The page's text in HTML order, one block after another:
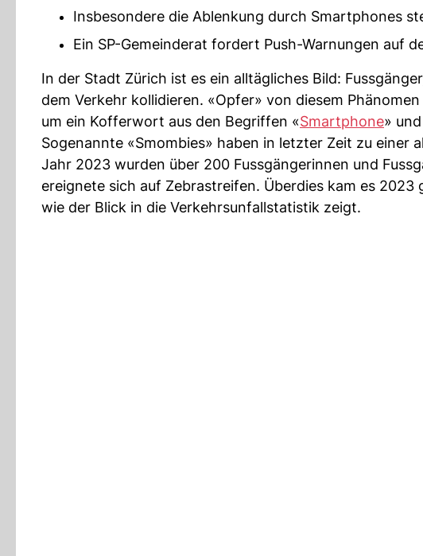
Insbesondere die Ablenkung durch Smartphones
Ein SP-Gemeinderat fordert Push-Warnungen auf
In der Stadt Zürich ist es ein alltägliches Bild:
dem Verkehr kollidieren. «Opfer» von diesem
um ein Kofferwort aus den Begriffen «Smartphone»
Sogenannte «Smombies» haben in letzter Zeit zu einer
Jahr 2023 wurden über 200 Fussgängerinnen und
ereignete sich auf Zebrastreifen. Überdies kam es
wie der Blick in die Verkehrsunfallstatistik zeigt.